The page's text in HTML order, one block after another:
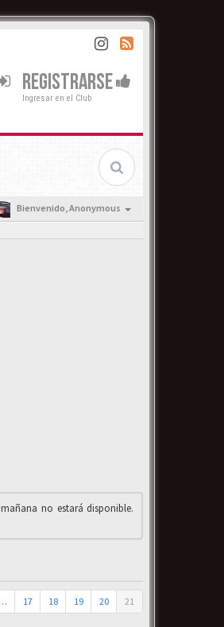
REGISTRARSE
Ingresar en el Club
Bienvenido,Anonymous
no estará disponible.
… 17 18 19 20 21